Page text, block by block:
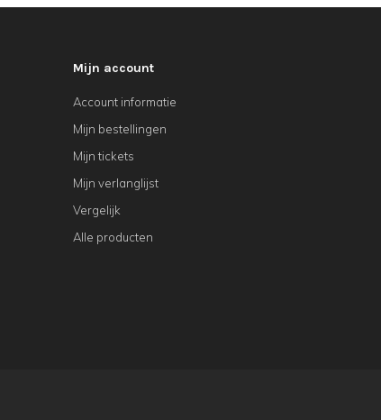
Mijn account
Account informatie
Mijn bestellingen
Mijn tickets
Mijn verlanglijst
Vergelijk
Alle producten